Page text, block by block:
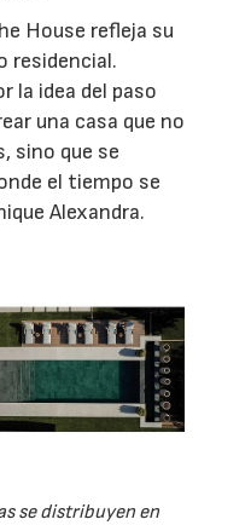
House refleja su
residencial.
la idea del paso
una casa que no
sino que se
el tiempo se
Alexandra.
se distribuyen en